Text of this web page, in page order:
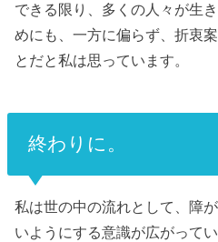
できる限り、多くの人々が生
めにも、一方に偏らず、折衷
とだと私は思っています。
終わりに。
私は世の中の流れとして、障
いようにする意識が広がって